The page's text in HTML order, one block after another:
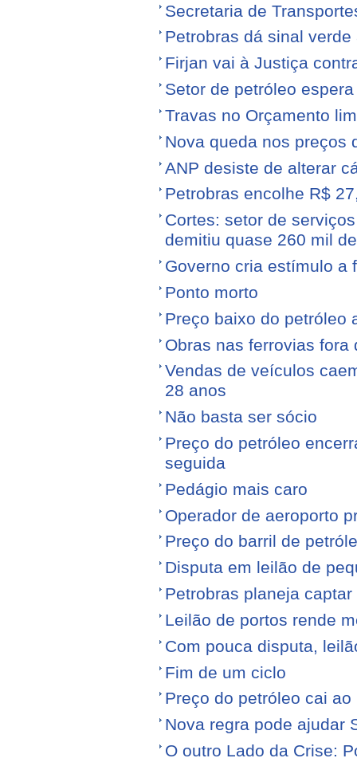
Secretaria de
Petrobras dá sinal
Firjan vai à Justiça
Setor de petróleo
Travas no Orçamento
Nova queda nos preços
ANP desiste de alterar
Petrobras encolhe R$
Cortes: setor de
demitiu quase 260 mil
Governo cria estímulo a
Ponto morto
Preço baixo do petróleo
Obras nas ferrovias fora
Vendas de veículos
28 anos
Não basta ser sócio
Preço do petróleo
seguida
Pedágio mais caro
Operador de aeroporto
Preço do barril de
Disputa em leilão de
Petrobras planeja
Leilão de portos rende
Com pouca disputa,
Fim de um ciclo
Preço do petróleo cai
Nova regra pode ajudar
O outro Lado da Crise: